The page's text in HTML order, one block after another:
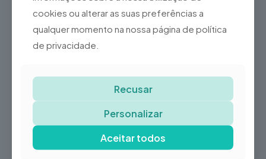
Produtos Relacionados
cookies ou alterar as suas preferências a
qualquer momento na nossa página de política
de privacidade.
Recusar
Personalizar
Aceitar todos